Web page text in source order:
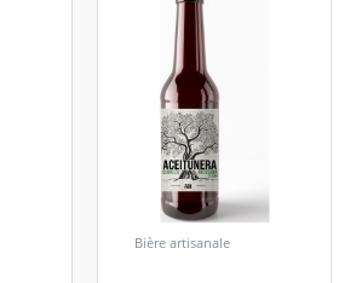
Bière artisanale